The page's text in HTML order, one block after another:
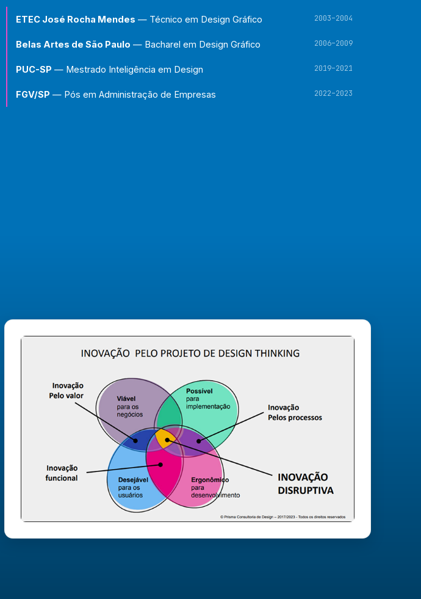
ETEC José Rocha Mendes — Técnico em Design Gráfico 2003–2004
Belas Artes de São Paulo — Bacharel em Design Gráfico 2006–2009
PUC-SP — Mestrado Inteligência em Design 2019–2021
FGV/SP — Pós em Administração de Empresas 2022–2023